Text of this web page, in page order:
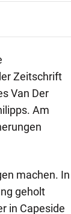
Zeitschrift
Van Der
Am
machen. In
geholt
in Capeside